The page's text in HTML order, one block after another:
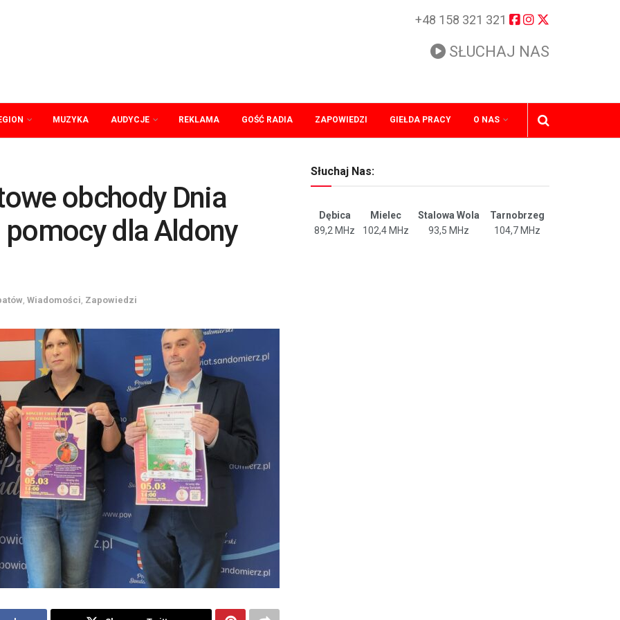
+48 158 321 321
SŁUCHAJ NAS
MUZYKA AUDYCJE REKLAMA GOŚĆ RADIA ZAPOWIEDZI GIEŁDA PRACY O NAS
obchody Dnia
dla Aldony
Wiadomości Zapowiedzi
Słuchaj Nas:
Dębica Mielec Stalowa Wola
Tarnobrzeg
89,2 MHz
102,4 MHz 93,5 MHz 104,7 MHz